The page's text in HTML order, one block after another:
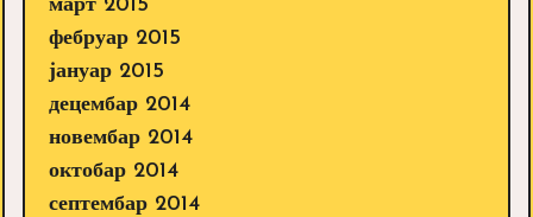
март 2015
фебруар 2015
јануар 2015
децембар 2014
новембар 2014
октобар 2014
септембар 2014